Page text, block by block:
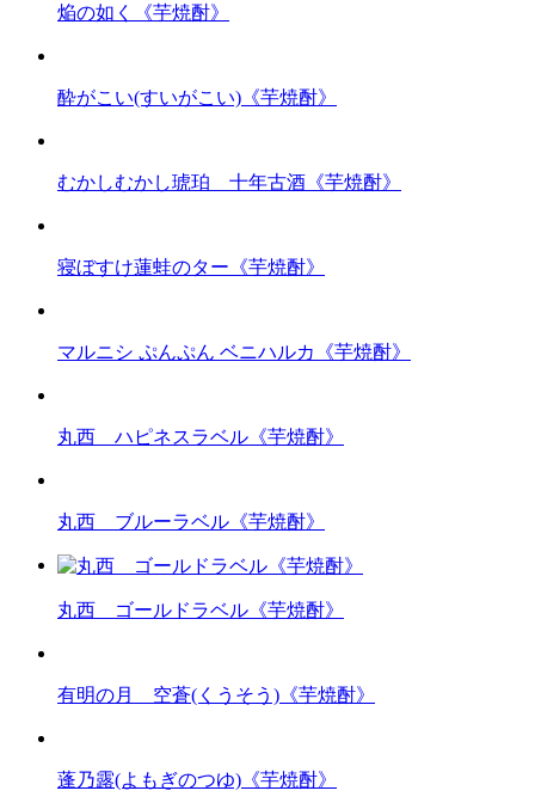
焔の如く《芋焼酎》
酔がこい(すいがこい)《芋焼酎》
むかしむかし琥珀 十年古酒《芋焼酎》
寝ぼすけ蓮蛙のター《芋焼酎》
マルニシ ぷんぷん ベニハルカ《芋焼酎》
丸西 ハピネスラベル《芋焼酎》
丸西 ブルーラベル《芋焼酎》
丸西 ゴールドラベル《芋焼酎》
有明の月 空蒼(くうそう)《芋焼酎》
蓬乃露(よもぎのつゆ)《芋焼酎》